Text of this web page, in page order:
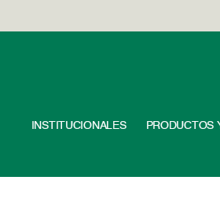
INSTITUCIONALES PRODUCTOS